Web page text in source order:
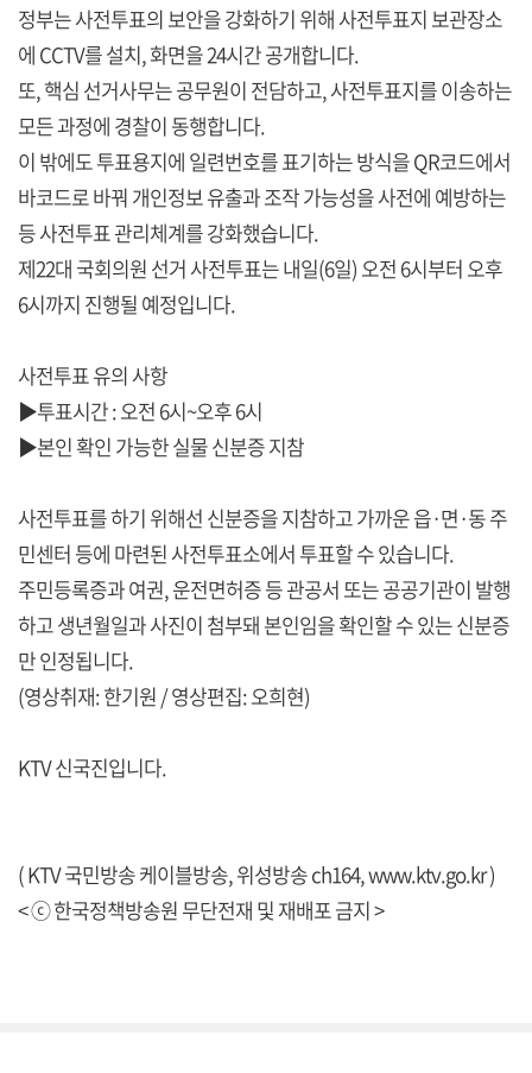
정부는 사전투표의 보안을 강화하기 위해 사전투표지 보관장소
에 CCTV를 설치, 화면을 24시간 공개합니다.
또, 핵심 선거사무는 공무원이 전담하고, 사전투표지를 이송하는
모든 과정에 경찰이 동행합니다.
이 밖에도 투표용지에 일련번호를 표기하는 방식을 QR코드에서
바코드로 바꿔 개인정보 유출과 조작 가능성을 사전에 예방하는
등 사전투표 관리체계를 강화했습니다.
제22대 국회의원 선거 사전투표는 내일(6일) 오전 6시부터 오후
6시까지 진행될 예정입니다.
사전투표 유의 사항
▶투표시간 : 오전 6시~오후 6시
▶본인 확인 가능한 실물 신분증 지참
사전투표를 하기 위해선 신분증을 지참하고 가까운 읍·면·동 주
민센터 등에 마련된 사전투표소에서 투표할 수 있습니다.
주민등록증과 여권, 운전면허증 등 관공서 또는 공공기관이 발행
하고 생년월일과 사진이 첨부돼 본인임을 확인할 수 있는 신분증
만 인정됩니다.
(영상취재: 한기원 / 영상편집: 오희현)
KTV 신국진입니다.
( KTV 국민방송 케이블방송, 위성방송 ch164,www.ktv.go.kr)
< ⓒ 한국정책방송원 무단전재 및 재배포 금지 >